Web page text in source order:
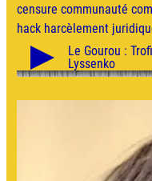
censure communauté
hack harcèlement